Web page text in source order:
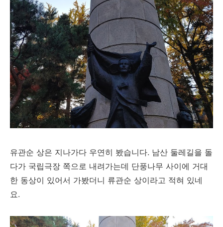
유관순 상은 지나가다 우연히 봤습니다. 남산 둘레길을 돌
다가 국립극장 쪽으로 내려가는데 단풍나무 사이에 거대
한 동상이 있어서 가봤더니 류관순 상이라고 적혀 있네
요.